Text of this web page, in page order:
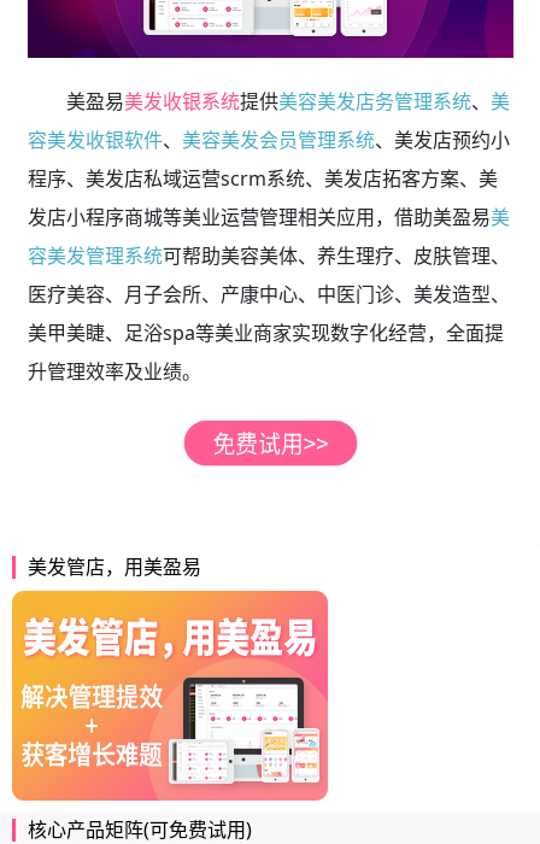
美盈易美发收银系统提供美容美发店务管理系统、 美
容美发收银软件、 美容美发会员管理系统、美发店预约小
程序、美发店私域运营scrm系统、美发店拓客方案、美
发店小程序商城等美业运营管理相关应用，借助美盈易美
容美发管理系统可帮助美容美体、养生理疗、皮肤管理、
医疗美容、月子会所、产康中心、中医门诊、美发造型、
美甲美睫、足浴spa等美业商家实现数字化经营，全面提
升管理效率及业绩。
美发管店，用美盈易
核心产品矩阵(可免费试用)